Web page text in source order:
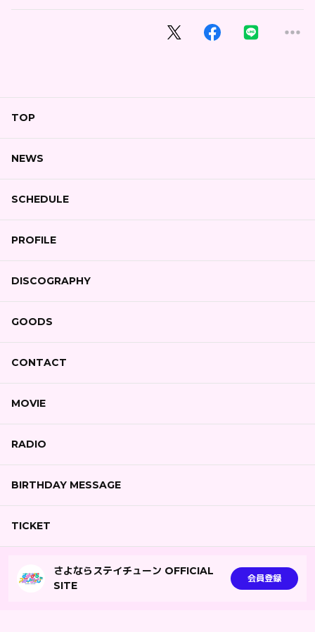
TOP
NEWS
SCHEDULE
PROFILE
DISCOGRAPHY
GOODS
CONTACT
MOVIE
RADIO
BIRTHDAY MESSAGE
TICKET
さよならステイチューン OFFICIAL
SITE
会員登録